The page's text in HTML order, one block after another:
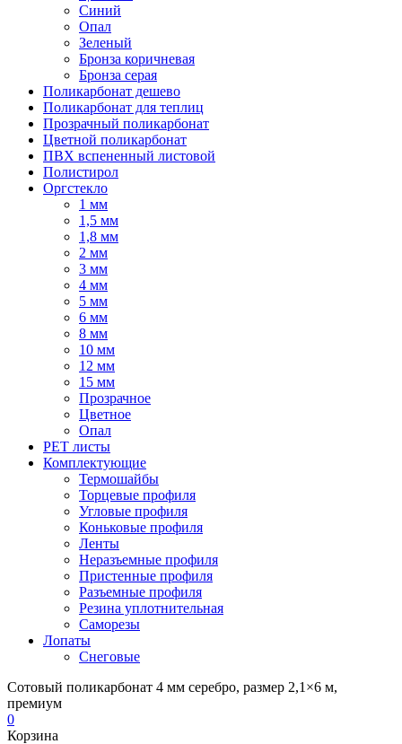
Синий
Опал
Зеленый
Бронза коричневая
Бронза серая
Поликарбонат дешево
Поликарбонат для теплиц
Прозрачный поликарбонат
Цветной поликарбонат
ПВХ вспененный листовой
Полистирол
Оргстекло
1 мм
1,5 мм
1,8 мм
2 мм
3 мм
4 мм
5 мм
6 мм
8 мм
10 мм
12 мм
15 мм
Прозрачное
Цветное
Опал
PET листы
Комплектующие
Термошайбы
Торцевые профиля
Угловые профиля
Коньковые профиля
Ленты
Неразъемные профиля
Пристенные профиля
Разъемные профиля
Резина уплотнительная
Саморезы
Лопаты
Снеговые
Сотовый поликарбонат 4 мм серебро, размер 2,1×6 м,
премиум
0
Корзина